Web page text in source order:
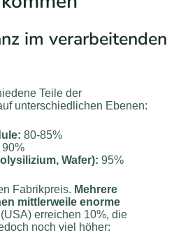
im verarbeitenden
Teile der
unterschiedlichen Ebenen:
80-85%
90%
Wafer): 95%
Fabrikpreis. Mehrere
mittlerweile enorme
erreichen 10%, die
noch viel höher: